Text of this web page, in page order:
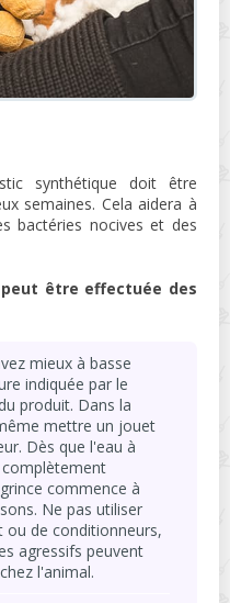
synthétique doit être
semaines. Cela aidera à
bactéries nocives et des
être effectuée des
mieux à basse
indiquée par le
produit. Dans la
mettre un jouet
Dès que l'eau à
commence à
Ne pas utiliser
ou de conditionneurs,
agressifs peuvent
l'animal.